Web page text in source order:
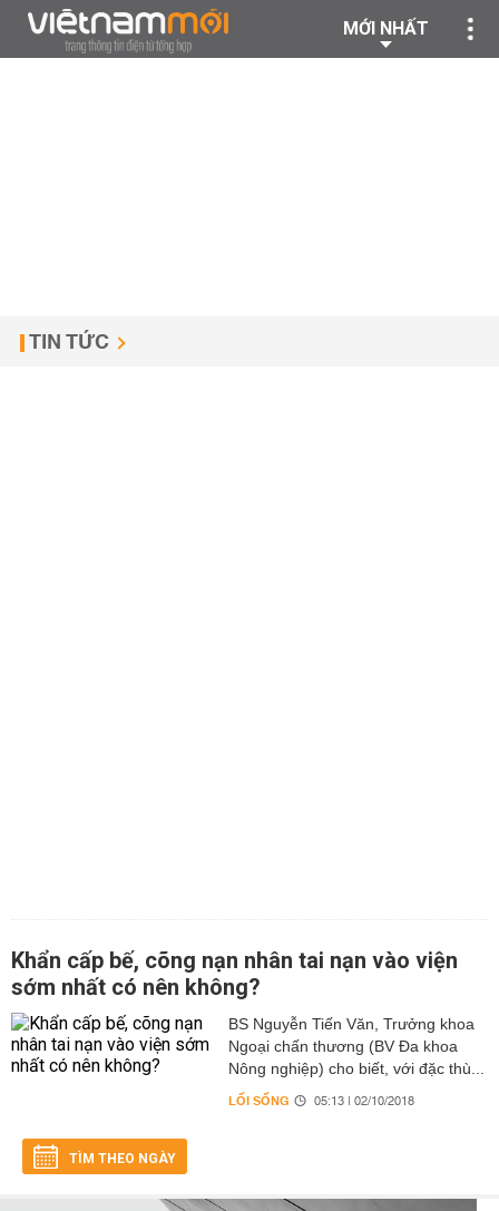
MỚI NHẤT
TIN TỨC
Khẩn cấp bế, cõng nạn nhân tai nạn vào viện
sớm nhất có nên không?
BS Nguyễn Tiến Văn, Trưởng khoa
Ngoại chấn thương (BV Đa khoa
Nông nghiệp) cho biết, với đặc thù...
LỐI SỐNG 05:13 | 02/10/2018
TÌM THEO NGÀY